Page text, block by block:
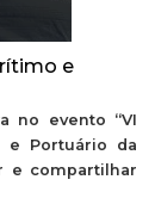
e
no evento “VI
e Portuário da
e compartilhar